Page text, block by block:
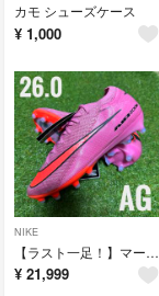
カモ シューズケース
¥ 1,000
NIKE
【ラスト一足！】マーキュリアルヴェイパー16 エリートAG 26cm
¥ 21,999